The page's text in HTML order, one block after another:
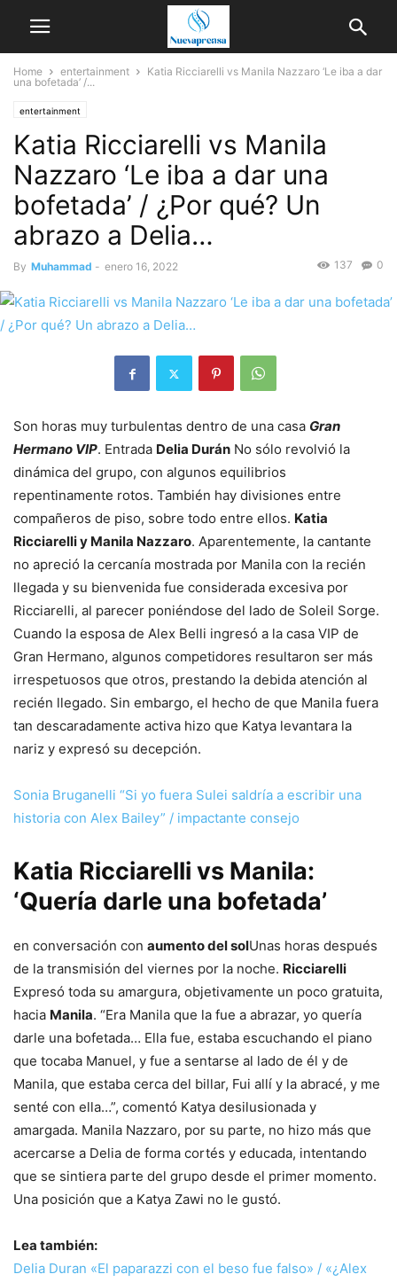
Home entertainment
Katia Ricciarelli vs Manila Nazzaro ‘Le iba a dar
una bofetada’ /...
entertainment
Katia Ricciarelli vs Manila
Nazzaro ‘Le iba a dar una
bofetada’ / ¿Por qué? Un
abrazo a Delia…
By Muhammad - enero 16, 2022 0
137
Son horas muy turbulentas dentro de una casa Gran
Hermano VIP. Entrada Delia Durán No sólo revolvió la
dinámica del grupo, con algunos equilibrios
repentinamente rotos. También hay divisiones entre
compañeros de piso, sobre todo entre ellos. Katia
Ricciarelli y Manila Nazzaro. Aparentemente, la cantante
no apreció la cercanía mostrada por Manila con la recién
llegada y su bienvenida fue considerada excesiva por
Ricciarelli, al parecer poniéndose del lado de Soleil Sorge.
Cuando la esposa de Alex Belli ingresó a la casa VIP de
Gran Hermano, algunos competidores resultaron ser más
irrespetuosos que otros, prestando la debida atención al
recién llegado. Sin embargo, el hecho de que Manila fuera
tan descaradamente activa hizo que Katya levantara la
nariz y expresó su decepción.
Sonia Bruganelli “Si yo fuera Sulei saldría a escribir una
historia con Alex Bailey” / impactante consejo
Katia Ricciarelli vs Manila:
‘Quería darle una bofetada’
en conversación con aumento del solUnas horas después
de la transmisión del viernes por la noche. Ricciarelli
Expresó toda su amargura, objetivamente un poco gratuita,
hacia Manila. “Era Manila que la fue a abrazar, yo quería
darle una bofetada… Ella fue, estaba escuchando el piano
que tocaba Manuel, y fue a sentarse al lado de él y de
Manila, que estaba cerca del billar, Fui allí y la abracé, y me
senté con ella…”, comentó Katya desilusionada y
amargada. Manila Nazzaro, por su parte, no hizo más que
acercarse a Delia de forma cortés y educada, intentando
que se sintiera parte del grupo desde el primer momento.
Una posición que a Katya Zawi no le gustó.
Lea también:
Delia Duran «El paparazzi con el beso fue falso» / «¿Alex